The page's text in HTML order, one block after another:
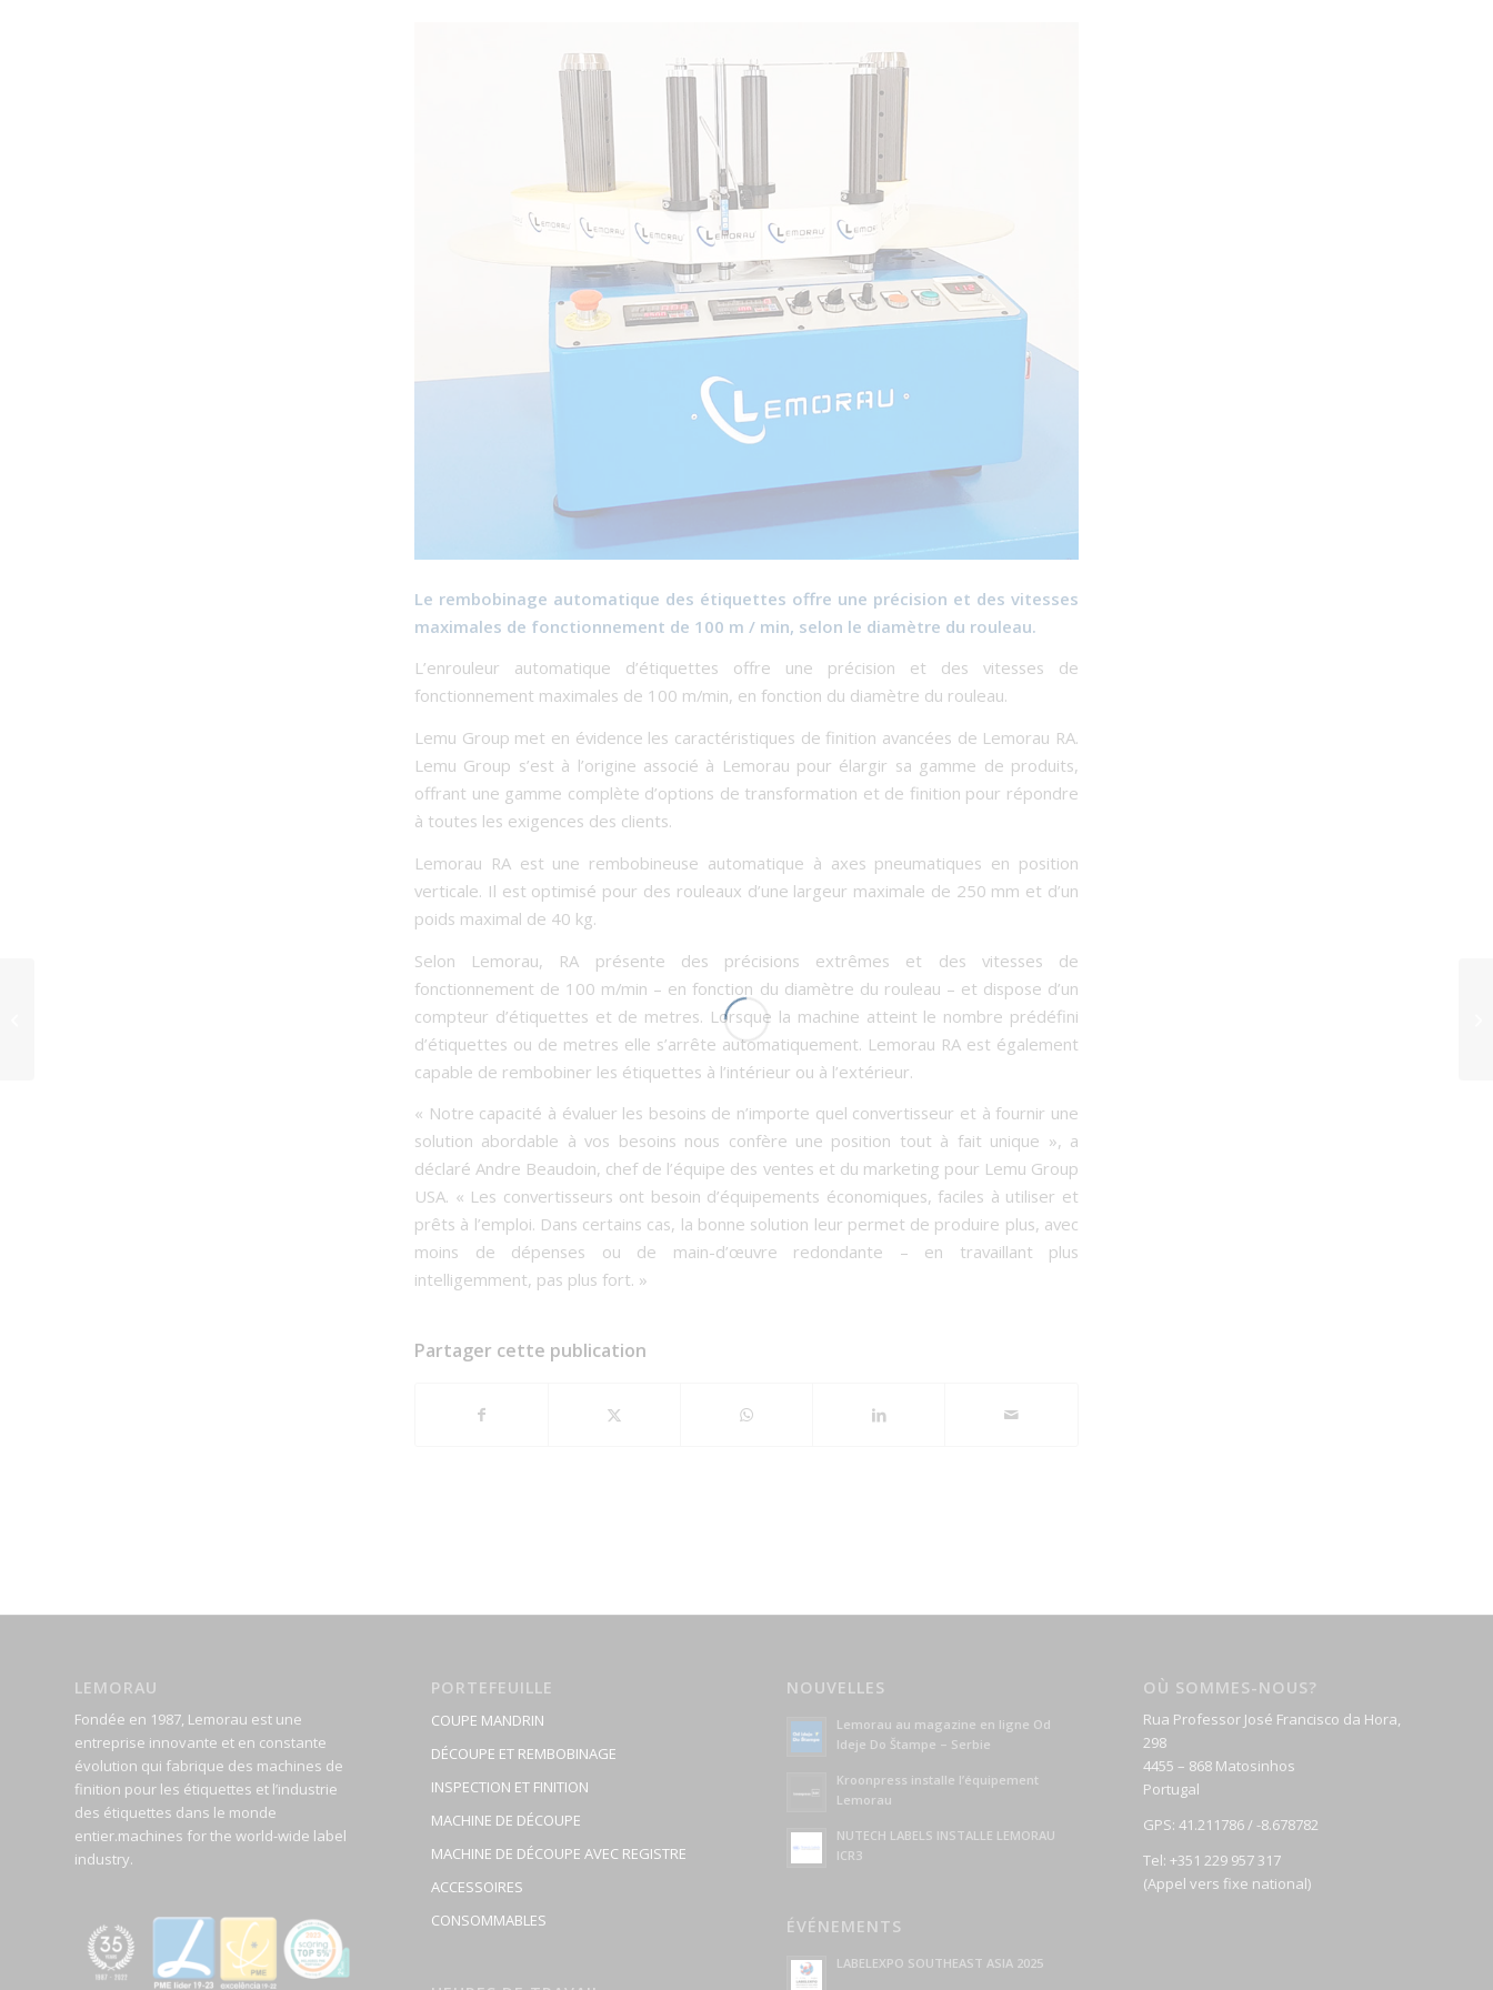
Le rembobinage automatique des étiquettes offre une précision et des vitesses
maximales de fonctionnement de 100 m / min, selon le diamètre du rouleau.
L’enrouleur automatique d’étiquettes offre une précision et des vitesses de
fonctionnement maximales de 100 m/min, en fonction du diamètre du rouleau.
Lemu Group met en évidence les caractéristiques de finition avancées de Lemorau RA.
Lemu Group s’est à l’origine associé à Lemorau pour élargir sa gamme de produits,
offrant une gamme complète d’options de transformation et de finition pour répondre
à toutes les exigences des clients.
Lemorau RA est une rembobineuse automatique à axes pneumatiques en position
verticale. Il est optimisé pour des rouleaux d’une largeur maximale de 250 mm et d’un
poids maximal de 40 kg.
Selon Lemorau, RA présente des précisions extrêmes et des vitesses de
fonctionnement de 100 m/min – en fonction du diamètre du rouleau – et dispose d’un
compteur d’étiquettes et de metres. Lorsque la machine atteint le nombre prédéfini
d’étiquettes ou de metres elle s’arrête automatiquement. Lemorau RA est également
capable de rembobiner les étiquettes à l’intérieur ou à l’extérieur.
« Notre capacité à évaluer les besoins de n’importe quel convertisseur et à fournir une
solution abordable à vos besoins nous confère une position tout à fait unique », a
déclaré Andre Beaudoin, chef de l’équipe des ventes et du marketing pour Lemu Group
USA. « Les convertisseurs ont besoin d’équipements économiques, faciles à utiliser et
prêts à l’emploi. Dans certains cas, la bonne solution leur permet de produire plus, avec
moins de dépenses ou de main-d’œuvre redondante – en travaillant plus
intelligemment, pas plus fort. »
Partager cette publication
LEMORAU
Fondée en 1987, Lemorau est une
entreprise innovante et en constante
évolution qui fabrique des machines de
finition pour les étiquettes et l’industrie
des étiquettes dans le monde
entier.machines for the world-wide label
industry.
PORTEFEUILLE
COUPE MANDRIN
DÉCOUPE ET REMBOBINAGE
INSPECTION ET FINITION
MACHINE DE DÉCOUPE
MACHINE DE DÉCOUPE AVEC REGISTRE
ACCESSOIRES
CONSOMMABLES
NOUVELLES
Lemorau au magazine en ligne Od
Ideje Do Štampe – Serbie
Kroonpress installe l’équipement
Lemorau
NUTECH LABELS INSTALLE LEMORAU
ICR3
ÉVÉNEMENTS
LABELEXPO SOUTHEAST ASIA 2025
OÙ SOMMES-NOUS?
Rua Professor José Francisco da Hora,
298
4455 – 868 Matosinhos
Portugal
GPS: 41.211786 / -8.678782
Tel: +351 229 957 317
(Appel vers fixe national)